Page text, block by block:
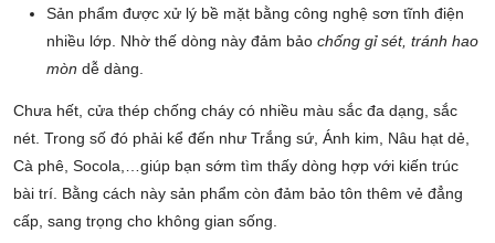
Sản phẩm được xử lý bề mặt bằng công nghệ sơn tĩnh điện
nhiều lớp. Nhờ thế dòng này đảm bảo chống gỉ sét, tránh hao
mòn dễ dàng.
Chưa hết, cửa thép chống cháy có nhiều màu sắc đa dạng, sắc
nét. Trong số đó phải kể đến như Trắng sứ, Ánh kim, Nâu hạt dẻ,
Cà phê, Socola,…giúp bạn sớm tìm thấy dòng hợp với kiến trúc
bài trí. Bằng cách này sản phẩm còn đảm bảo tôn thêm vẻ đẳng
cấp, sang trọng cho không gian sống.